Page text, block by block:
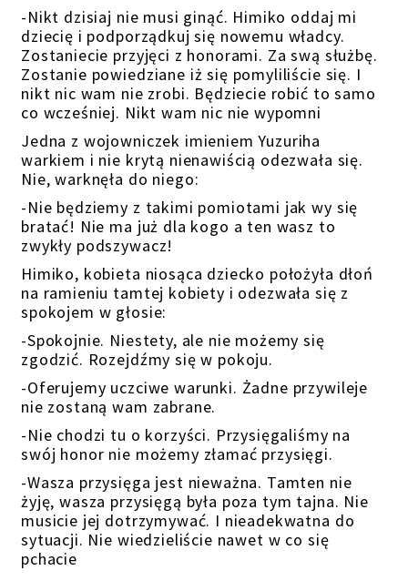
-Nikt dzisiaj nie musi ginąć. Himiko oddaj mi
dziecię i podporządkuj się nowemu władcy.
Zostaniecie przyjęci z honorami. Za swą służbę.
Zostanie powiedziane iż się pomyliliście się. I
nikt nic wam nie zrobi. Będziecie robić to samo
co wcześniej. Nikt wam nic nie wypomni
Jedna z wojowniczek imieniem Yuzuriha
warkiem i nie krytą nienawiścią odezwała się.
Nie, warknęła do niego:
-Nie będziemy z takimi pomiotami jak wy się
bratać! Nie ma już dla kogo a ten wasz to
zwykły podszywacz!
Himiko, kobieta niosąca dziecko położyła dłoń
na ramieniu tamtej kobiety i odezwała się z
spokojem w głosie:
-Spokojnie. Niestety, ale nie możemy się
zgodzić. Rozejdźmy się w pokoju.
-Oferujemy uczciwe warunki. Żadne przywileje
nie zostaną wam zabrane.
-Nie chodzi tu o korzyści. Przysięgaliśmy na
swój honor nie możemy złamać przysięgi.
-Wasza przysięga jest nieważna. Tamten nie
żyję, wasza przysięgą była poza tym tajna. Nie
musicie jej dotrzymywać. I nieadekwatna do
sytuacji. Nie wiedzieliście nawet w co się
pchacie